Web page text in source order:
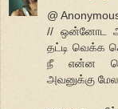
@
// ஒன்னோட
தட்டி வெக்க
நீ என்ன
அவனுக்கு